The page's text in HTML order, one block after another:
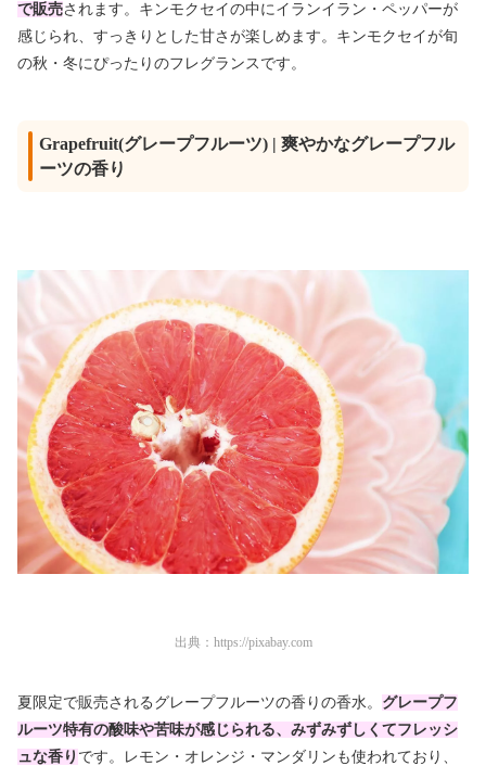
で販売されます。キンモクセイの中にイランイラン・ペッパーが
感じられ、すっきりとした甘さが楽しめます。キンモクセイが旬
の秋・冬にぴったりのフレグランスです。
Grapefruit(グレープフルーツ) | 爽やかなグレープフル
ーツの香り
出典： https://pixabay.com
夏限定で販売されるグレープフルーツの香りの香水。 グレープフ
ルーツ特有の酸味や苦味が感じられる、みずみずしくてフレッシ
ュな香り です。レモン・オレンジ・マンダリンも使われており、